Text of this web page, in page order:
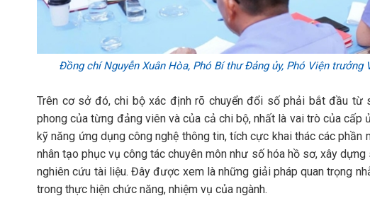
Đồng chí Nguyễn Xuân Hòa, Phó Bí thư Đảng ủy, Phó Viện
Trên cơ sở đó, chi bộ xác định rõ chuyển đổi số phải bắt đầu
phong của từng đảng viên và của cả chi bộ, nhất là vai trò của cấp
kỹ năng ứng dụng công nghệ thông tin, tích cực khai thác các
nhân tạo phục vụ công tác chuyên môn như số hóa hồ sơ, xây
nghiên cứu tài liệu. Đây được xem là những giải pháp quan trọng
trong thực hiện chức năng, nhiệm vụ của ngành.